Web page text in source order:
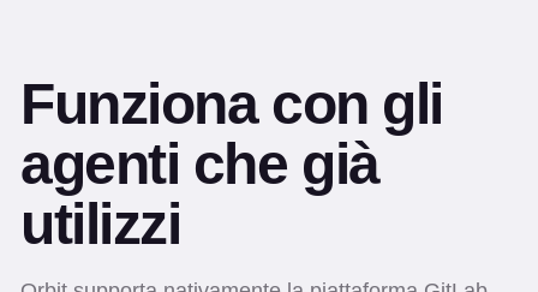
Funziona con gli
agenti che già
utilizzi